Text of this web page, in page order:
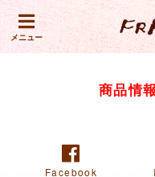
メニュー
商品情
Facebook